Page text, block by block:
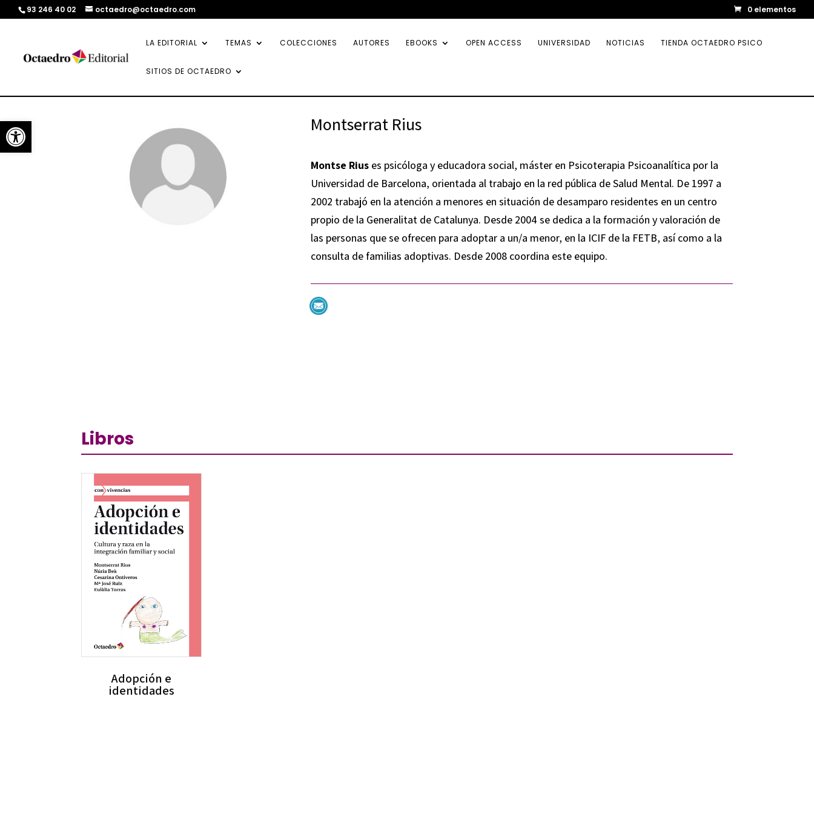
Abrir barra de herramientas
93 246 40 02 octaedro@octaedro.com 0 elementos
LA EDITORIAL TEMAS COLECCIONES AUTORES EBOOKS OPEN ACCESS UNIVERSIDAD NOTICIAS TIENDA OCTAEDRO PSICO
SITIOS DE OCTAEDRO
Montserrat Rius
Montse Riuses psicóloga y educadora social, máster en Psicoterapia Psicoanalítica por la
Universidad de Barcelona, orientada al trabajo en la red pública de Salud Mental. De 1997 a
2002 trabajó en la atención a menores en situación de desamparo residentes en un centro
propio de la Generalitat de Catalunya. Desde 2004 se dedica a la formación y valoración de
las personas que se ofrecen para adoptar a un/a menor, en la ICIF de la FETB, así como a la
consulta de familias adoptivas. Desde 2008 coordina este equipo.
Libros
Adopción e
identidades